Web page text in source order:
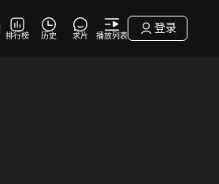
排行榜 历史 求片 播放列表
登录